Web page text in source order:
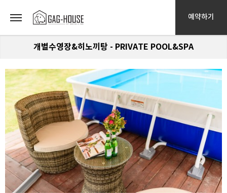
예약하기
개별수영장&히노끼탕 - PRIVATE POOL&SPA